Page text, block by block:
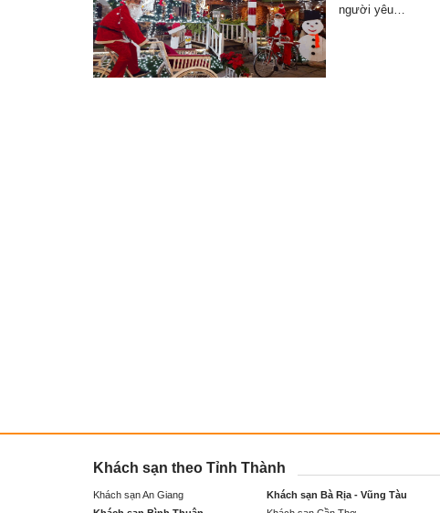
người yêu…
Khách sạn theo Tỉnh Thành
Khách sạn An Giang Khách sạn Bà Rịa - Vũng Tàu